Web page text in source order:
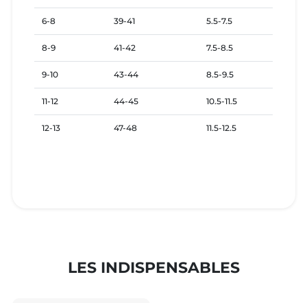
6-8 39-41 5.5-7.5
8-9 41-42 7.5-8.5
9-10 43-44 8.5-9.5
11-12 44-45 10.5-11.5
12-13 47-48 11.5-12.5
LES INDISPENSABLES